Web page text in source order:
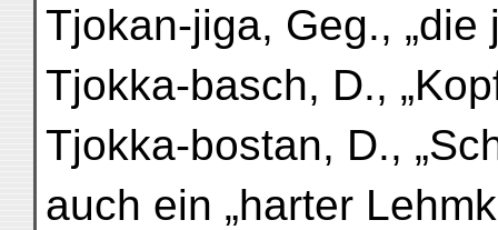
Tjokan-jiga, Geg.,
Tjokka-basch, D.,
Tjokka-bostan, D.,
auch ein „harter